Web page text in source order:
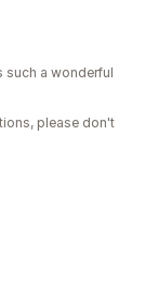
such a wonderful
please don't